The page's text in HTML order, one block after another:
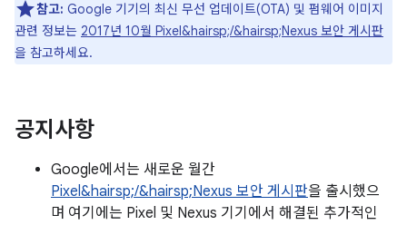
참고: Google 기기의 최신 무선 업데이트(OTA) 및 펌웨어 이미지
관련 정보는 2017년 10월 Pixel&hairsp;/&hairsp;Nexus 보안 게시판
을 참고하세요.
공지사항
Google에서는 새로운 월간
Pixel&hairsp;/&hairsp;Nexus 보안 게시판을 출시했으
며 여기에는 Pixel 및 Nexus 기기에서 해결된 추가적인